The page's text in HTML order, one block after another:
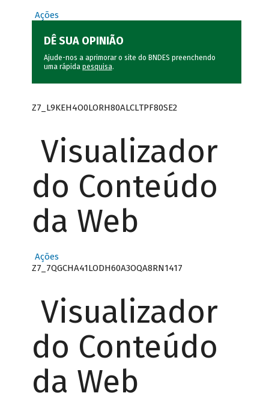
Ações
DÊ SUA OPINIÃO
Ajude-nos a aprimorar o site do BNDES preenchendo
uma rápida pesquisa.
Z7_L9KEH4O0LORH80ALCLTPF80SE2
Visualizador
do Conteúdo
da Web
Ações
Z7_7QGCHA41LODH60A3OQA8RN1417
Visualizador
do Conteúdo
da Web